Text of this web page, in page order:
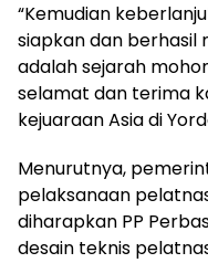
“Kemudian
siapkan dan berhasil
adalah sejarah
selamat dan terima
kejuaraan Asia di
Menurutnya,
pelaksanaan
diharapkan PP
desain teknis